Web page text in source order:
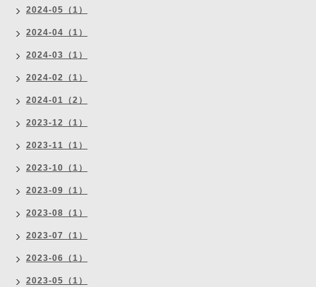
2024-05（1）
2024-04（1）
2024-03（1）
2024-02（1）
2024-01（2）
2023-12（1）
2023-11（1）
2023-10（1）
2023-09（1）
2023-08（1）
2023-07（1）
2023-06（1）
2023-05（1）